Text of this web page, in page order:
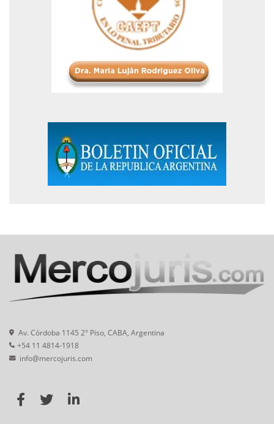
Av. Córdoba 1145 2° Piso, CABA, Argentina
+54 11 4814-1918
info@mercojuris.com